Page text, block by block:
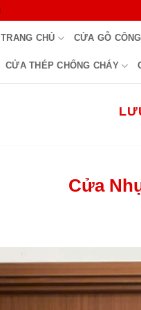
TRANG CHỦ CỬA GỖ
CỬA THÉP CHỐNG CHÁY
Cửa